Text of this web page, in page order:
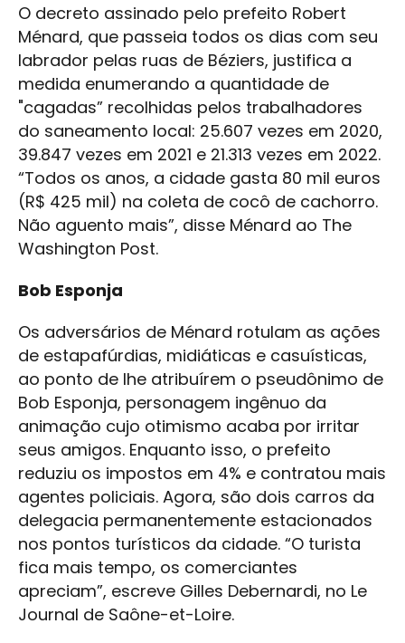
O decreto assinado pelo prefeito Robert
Ménard, que passeia todos os dias com seu
labrador pelas ruas de Béziers, justifica a
medida enumerando a quantidade de
"cagadas” recolhidas pelos trabalhadores
do saneamento local: 25.607 vezes em 2020,
39.847 vezes em 2021 e 21.313 vezes em 2022.
“Todos os anos, a cidade gasta 80 mil euros
(R$ 425 mil) na coleta de cocô de cachorro.
Não aguento mais”, disse Ménard ao The
Washington Post.
Bob Esponja
Os adversários de Ménard rotulam as ações
de estapafúrdias, midiáticas e casuísticas,
ao ponto de lhe atribuírem o pseudônimo de
Bob Esponja, personagem ingênuo da
animação cujo otimismo acaba por irritar
seus amigos. Enquanto isso, o prefeito
reduziu os impostos em 4% e contratou mais
agentes policiais. Agora, são dois carros da
delegacia permanentemente estacionados
nos pontos turísticos da cidade. “O turista
fica mais tempo, os comerciantes
apreciam”, escreve Gilles Debernardi, no Le
Journal de Saône-et-Loire.